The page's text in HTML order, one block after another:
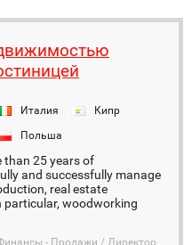
Италия
Кипр
Польша
than 25 years of
and successfully manage
real estate
particular, woodworking
- Продажи / Директор